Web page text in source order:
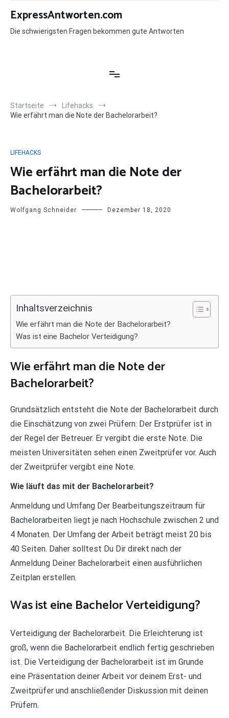
Zum
Inhalt
springen
ExpressAntworten.com
Die schwierigsten Fragen bekommen gute Antworten
Startseite
Lifehacks
Wie erfährt man die Note der Bachelorarbeit?
LIFEHACKS
Wie erfährt man die Note der
Bachelorarbeit?
Wolfgang Schneider Dezember 18, 2020
Inhaltsverzeichnis
Wie erfährt man die Note der Bachelorarbeit?
Was ist eine Bachelor Verteidigung?
Wie erfährt man die Note der
Bachelorarbeit?
Grundsätzlich entsteht die Note der Bachelorarbeit durch
die Einschätzung von zwei Prüfern: Der Erstprüfer ist in
der Regel der Betreuer. Er vergibt die erste Note. Die
meisten Universitäten sehen einen Zweitprüfer vor. Auch
der Zweitprüfer vergibt eine Note.
Wie läuft das mit der Bachelorarbeit?
Anmeldung und Umfang Der Bearbeitungszeitraum für
Bachelorarbeiten liegt je nach Hochschule zwischen 2 und
4 Monaten. Der Umfang der Arbeit beträgt meist 20 bis
40 Seiten. Daher solltest Du Dir direkt nach der
Anmeldung Deiner Bachelorarbeit einen ausführlichen
Zeitplan erstellen.
Was ist eine Bachelor Verteidigung?
Verteidigung der Bachelorarbeit. Die Erleichterung ist
groß, wenn die Bachelorarbeit endlich fertig geschrieben
ist. Die Verteidigung der Bachelorarbeit ist im Grunde
eine Präsentation deiner Arbeit vor deinem Erst- und
Zweitprüfer und anschließender Diskussion mit deinen
Prüfern.